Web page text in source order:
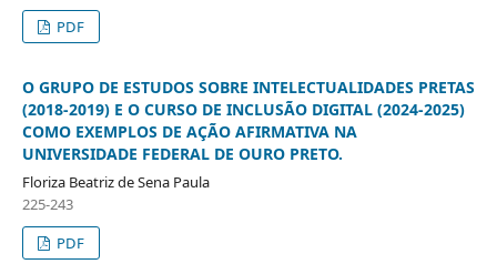
PDF
O GRUPO DE ESTUDOS SOBRE INTELECTUALIDADES PRETAS
(2018-2019) E O CURSO DE INCLUSÃO DIGITAL (2024-2025)
COMO EXEMPLOS DE AÇÃO AFIRMATIVA NA
UNIVERSIDADE FEDERAL DE OURO PRETO.
Floriza Beatriz de Sena Paula
225-243
PDF